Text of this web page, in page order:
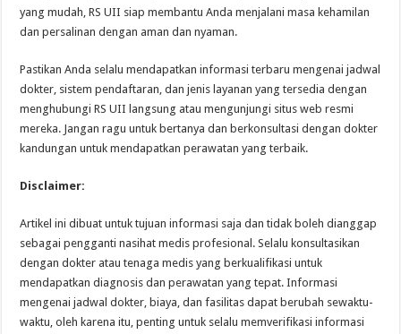
yang mudah, RS UII siap membantu Anda menjalani masa kehamilan
dan persalinan dengan aman dan nyaman.
Pastikan Anda selalu mendapatkan informasi terbaru mengenai jadwal
dokter, sistem pendaftaran, dan jenis layanan yang tersedia dengan
menghubungi RS UII langsung atau mengunjungi situs web resmi
mereka. Jangan ragu untuk bertanya dan berkonsultasi dengan dokter
kandungan untuk mendapatkan perawatan yang terbaik.
Disclaimer:
Artikel ini dibuat untuk tujuan informasi saja dan tidak boleh dianggap
sebagai pengganti nasihat medis profesional. Selalu konsultasikan
dengan dokter atau tenaga medis yang berkualifikasi untuk
mendapatkan diagnosis dan perawatan yang tepat. Informasi
mengenai jadwal dokter, biaya, dan fasilitas dapat berubah sewaktu-
waktu, oleh karena itu, penting untuk selalu memverifikasi informasi